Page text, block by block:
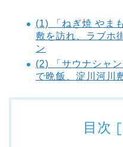
(1) 「ねぎ焼 やま
敷を訪れ、ラブホ
ン
(2) 「サウナシャ
で晩飯、淀川河川
目次 [